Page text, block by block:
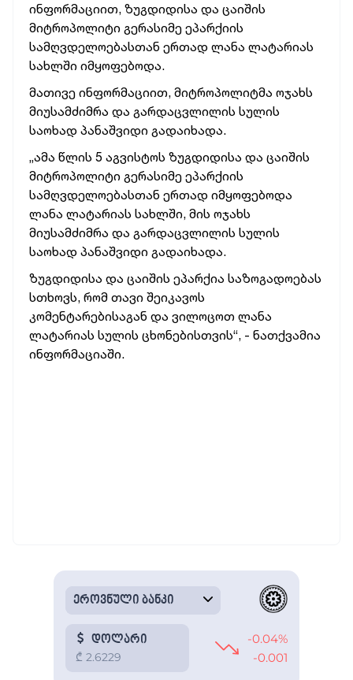
ინფორმაციით, ზუგდიდისა და ცაიშის
მიტროპოლიტი გერასიმე ეპარქიის
სამღვდელოებასთან ერთად ლანა ლატარიას
სახლში იმყოფებოდა.
მათივე ინფორმაციით, მიტროპოლიტმა ოჯახს
მიუსამძიმრა და გარდაცვლილის სულის
საოხად პანაშვიდი გადაიხადა.
„ამა წლის 5 აგვისტოს ზუგდიდისა და ცაიშის
მიტროპოლიტი გერასიმე ეპარქიის
სამღვდელოებასთან ერთად იმყოფებოდა
ლანა ლატარიას სახლში, მის ოჯახს
მიუსამძიმრა და გარდაცვლილის სულის
საოხად პანაშვიდი გადაიხადა.
ზუგდიდისა და ცაიშის ეპარქია საზოგადოებას
სთხოვს, რომ თავი შეიკავოს
კომენტარებისაგან და ვილოცოთ ლანა
ლატარიას სულის ცხონებისთვის“, - ნათქვამია
ინფორმაციაში.